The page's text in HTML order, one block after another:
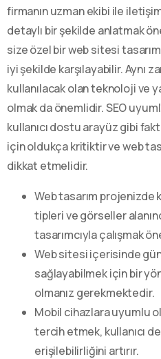
firmanın uzman ekibi ile
detaylı bir şekilde anlatmak
size özel bir web sitesi
iyi şekilde karşılayabilir. Aynı
kullanılacak olan teknoloji ve
olmak da önemlidir. SEO
kullanıcı dostu arayüz gibi
için oldukça kritiktir ve web
dikkat etmelidir.
Web tasarım projenizde
tipleri ve görseller
tasarımcıyla çalışmak
Web sitesi içerisinde
sağlayabilmek için bir
olmanız gerekmektedir.
Mobil cihazlara uyumlu
tercih etmek, kullanıcı
erişilebilirliğini artırır.